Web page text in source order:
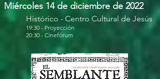
Miércoles 14 de diciembre de 2022
Histórico - Centro Cultural de Jesús
19:30 - Proyección
20:30 - Cinefórum